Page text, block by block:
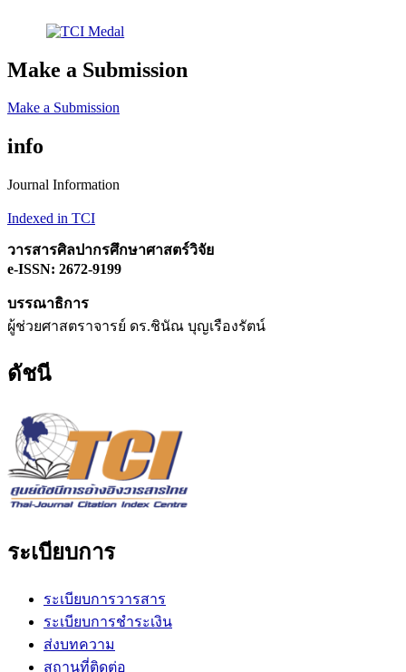
Make a Submission
Make a Submission
info
Journal Information
Indexed in TCI
วารสารศิลปากรศึกษาศาสตร์วิจัย
e-ISSN: 2672-9199
บรรณาธิการ
ผู้ช่วยศาสตราจารย์ ดร.ชินัณ บุญเรืองรัตน์
ดัชนี
ระเบียบการ
ระเบียบการวารสาร
ระเบียบการชำระเงิน
ส่งบทความ
สถานที่ติดต่อ